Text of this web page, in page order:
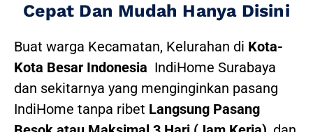
Cepat Dan Mudah Hanya Disini
Buat warga Kecamatan, Kelurahan di Kota-
Kota Besar Indonesia IndiHome Surabaya
dan sekitarnya yang menginginkan pasang
IndiHome tanpa ribet Langsung Pasang